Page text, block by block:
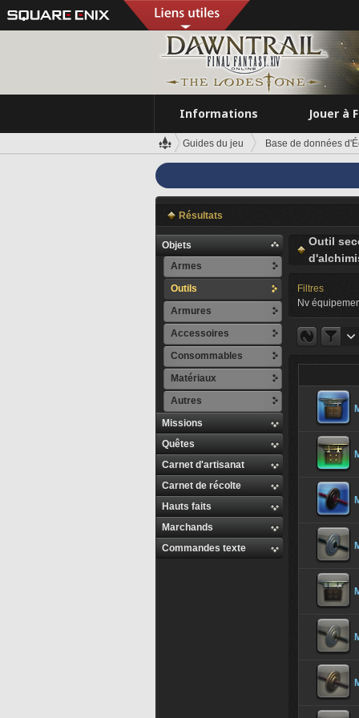
Informations Jouer à
Guides du jeu Base de données
Résultats
Objets
Armes
Outils
Armures
Accessoires
Consommables
Matériaux
Autres
Missions
Quêtes
Carnet d'artisanat
Carnet de récolte
Hauts faits
Marchands
Commandes texte
Outil
Filtres
Nv